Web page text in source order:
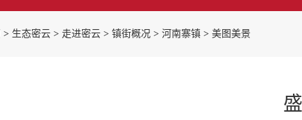
> 生态密云 > 走进密云 > 镇街概况 > 河南寨镇 > 美图美景